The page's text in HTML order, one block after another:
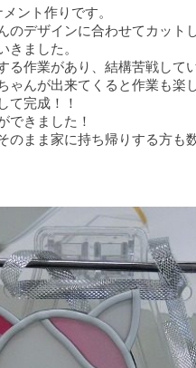
ント作りです。
のデザインに合わせてカット
ました。
作業があり、結構苦戦して
んが出来てくると作業も楽
て完成！！
できました！
まま家に持ち帰りする方も